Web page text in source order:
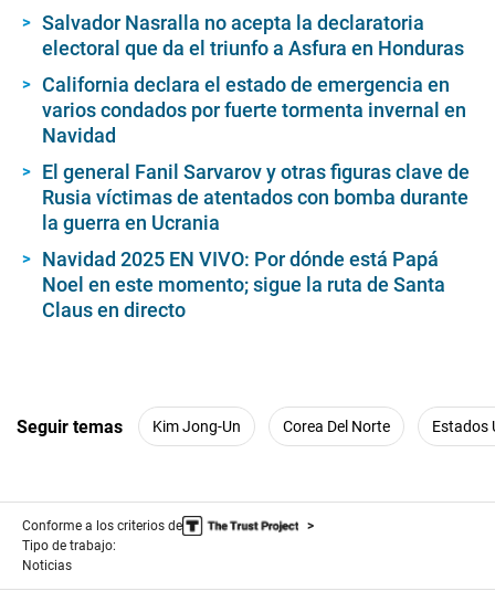
Salvador Nasralla no acepta la declaratoria
electoral que da el triunfo a Asfura en Honduras
California declara el estado de emergencia en
varios condados por fuerte tormenta invernal en
Navidad
El general Fanil Sarvarov y otras figuras clave de
Rusia víctimas de atentados con bomba durante
la guerra en Ucrania
Navidad 2025 EN VIVO: Por dónde está Papá
Noel en este momento; sigue la ruta de Santa
Claus en directo
Seguir temas Kim Jong-Un Corea Del Norte Estados
Conforme a los criterios de
Tipo de trabajo:
Noticias